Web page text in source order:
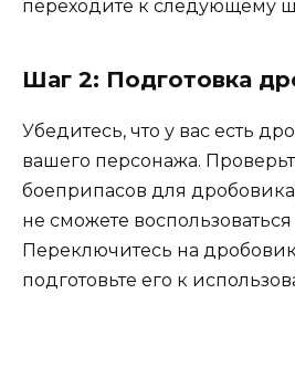
переходите к следующему
Шаг 2: Подготовка
Убедитесь, что у вас есть
вашего персонажа.
боеприпасов для
не сможете
Переключитесь на
подготовьте его к